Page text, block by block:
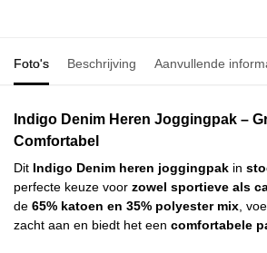
Foto's Beschrijving Aanvullende
Indigo Denim Heren Joggingpak –
Comfortabel
Dit Indigo Denim heren joggingpak in
perfecte keuze voor zowel sportieve als
de 65% katoen en 35% polyester mix,
zacht aan en biedt het een comfortabele